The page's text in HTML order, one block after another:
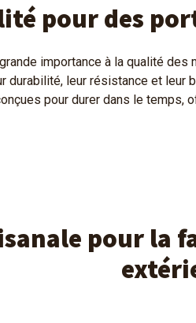
pour des
importance à la qualité
durabilité, leur résistance et
pour durer dans le
pour la